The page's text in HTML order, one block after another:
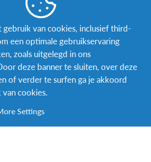
FacebookInstagramMessenger
Naar het buitenland
Word gastgezin
gebruik van cookies, inclusief third-
een optimale gebruikservaring
zoals uitgelegd in ons
deze banner te sluiten, over deze
of verder te surfen ga je akkoord
cookies.
Settings